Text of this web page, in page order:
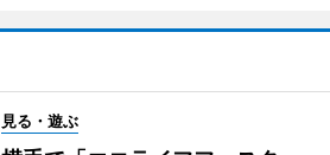
見る・遊ぶ